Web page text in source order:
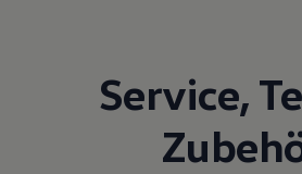
Service,